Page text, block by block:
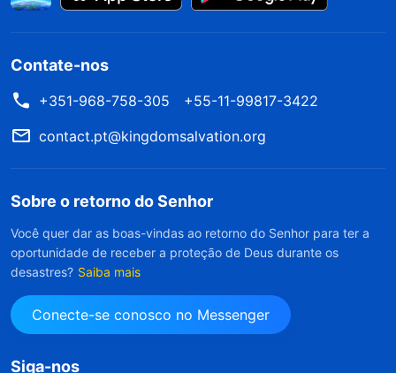
Contate-nos
+351-968-758-305
+55-11-99817-3422
contact.pt@kingdomsalvation.org
Sobre o retorno do Senhor
Você quer dar as boas-vindas ao retorno do Senhor para ter a
oportunidade de receber a proteção de Deus durante os
desastres? Saiba mais
Conecte-se conosco no Messenger
Siga-nos